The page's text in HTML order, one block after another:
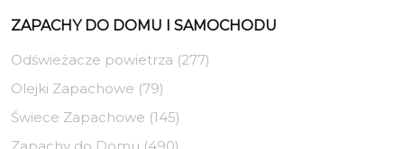
ZAPACHY DO DOMU I SAMOCHODU
Odświeżacze powietrza (277)
Olejki Zapachowe (79)
Świece Zapachowe (145)